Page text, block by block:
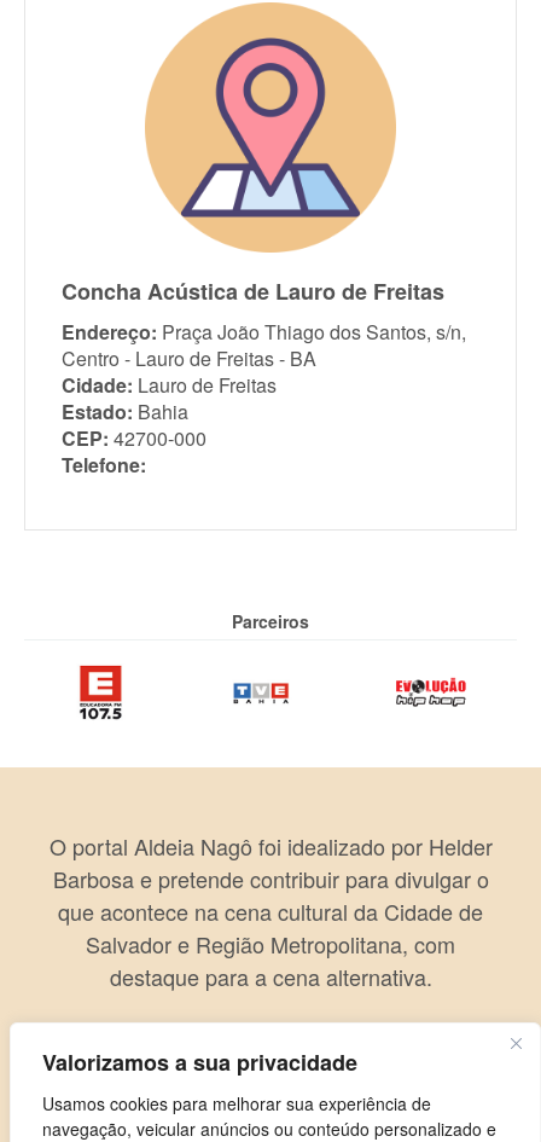
Valorizamos a sua privacidade
Usamos cookies para melhorar sua experiência de
navegação, veicular anúncios ou conteúdo personalizado e
Concha Acústica de Lauro de Freitas
Endereço: Praça João Thiago dos Santos, s/n,
Centro - Lauro de Freitas - BA
Cidade: Lauro de Freitas
Estado: Bahia
CEP: 42700-000
Telefone:
Parceiros
O portal Aldeia Nagô foi idealizado por Helder
Barbosa e pretende contribuir para divulgar o
que acontece na cena cultural da Cidade de
Salvador e Região Metropolitana, com
destaque para a cena alternativa.